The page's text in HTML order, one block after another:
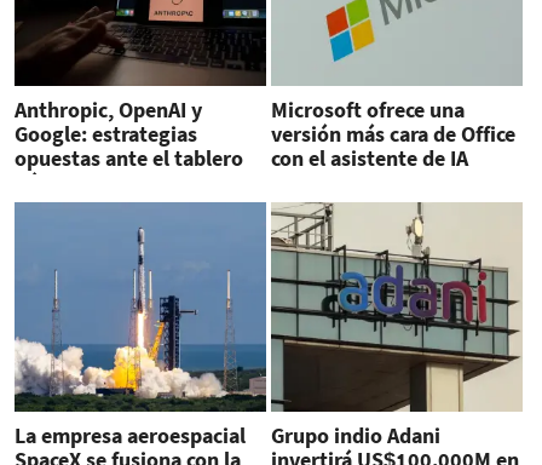
Anthropic, OpenAI y
Google: estrategias
opuestas ante el tablero
bélico de la IA
Microsoft ofrece una
versión más cara de Office
con el asistente de IA
La empresa aeroespacial
Grupo indio Adani